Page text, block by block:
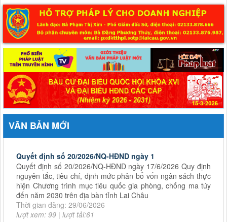
Bộ Tài chính ban hành Thông tư số 98/2026/TT-BTC về Quy chế mẫu
kiểm toán nội bộ
VĂN BẢN MỚI
Quyết định số 44/2026/QĐ-UBND
ngày 17/6/2026 Quy định trình tự, thủ tục hành chính về đất
đai trên địa bàn tỉnh Lai Châu
Thời gian đăng: 24/06/2026
lượt xem: 152 | lượt tải:100
Quyết định số 20/2026/NQ-HĐND ngày 1
Quyết định số 20/2026/NQ-HĐND ngày 17/6/2026 Quy định
nguyên tắc, tiêu chí, định mức phân bổ vốn ngân sách thực
hiện Chương trình mục tiêu quốc gia phòng, chống ma túy
đến năm 2030 trên địa bàn tỉnh Lai Châu
Thời gian đăng: 29/06/2026
lượt xem: 99 | lượt tải:61
Nghị quyết số 14/2026/NQ-HĐND
Nghị quyết số 14/2026/NQ-HĐND ngày 03/6/2026 Quy định